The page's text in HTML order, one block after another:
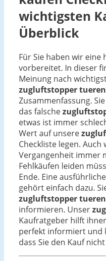
wichtigsten
Überblick
Für Sie haben wir eine
vorbereitet. In dieser
Meinung nach
zugluftstopper tueren
Zusammenfassung.
das falsche
etwas ist immer
Wert auf unsere
Checkliste legen.
Vergangenheit immer
Fehlkäufen leiden
Ende. Eine
gehört einfach dazu.
zugluftstopper tueren
informieren. Unser
Kaufratgeber hilft
perfekt informiert und
dass Sie den Kauf